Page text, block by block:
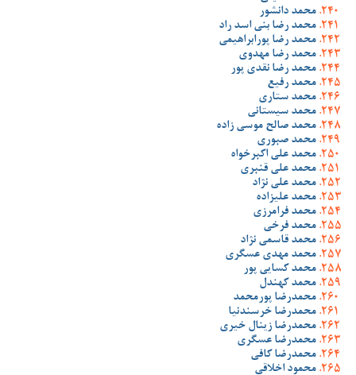
محمد دانشور
محمد رضا بنی اسد راد
محمد رضا پورابراهیمی
محمد رضا مهدوی
محمد رضا نقدی پور
محمد رفیع
محمد ستاری
محمد سیستانی
محمد صالح موسی زاده
محمد صبوری
محمد علی اکبرخواه
محمد علی قنبری
محمد علی نژاد
محمد علیزاده
محمد فرامرزی
محمد فرخی
محمد قاسمی نژاد
محمد مهدی عسگری
محمد کسایی پور
محمد کهندل
محمدرضا پورمحمد
محمدرضا خرسندنیا
محمدرضا زینال خیری
محمدرضا عسگری
محمدرضا کافی
محمود اخلاقی